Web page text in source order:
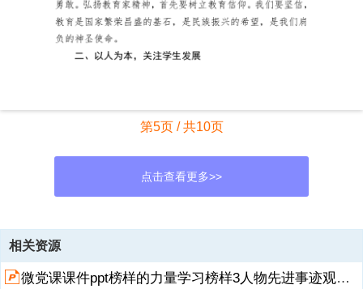
第5页 / 共10页
点击查看更多>>
资源描述
1、“大力弘扬教育家精神，加快建设教育强国”心得体会“大力弘扬教育
家精神，加快建设教育强国”心得体会 “大力弘扬教育家精神，加快建设
相关资源
微党课课件ppt榜样的力量学习榜样3人物先进事迹观后感心得体会PPT课件.pptx